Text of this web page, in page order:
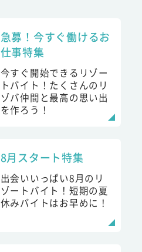
急募！今すぐ働けるお
仕事特集
今すぐ開始できるリゾー
トバイト！たくさんのリ
ゾバ仲間と最高の思い出
を作ろう！
8月スタート特集
出会いいっぱい8月のリ
ゾートバイト！短期の夏
休みバイトはお早めに！